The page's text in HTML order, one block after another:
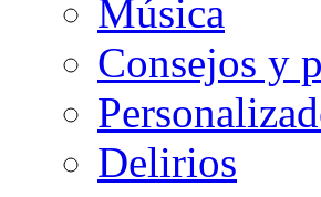
Música
Consejos y
Delirios